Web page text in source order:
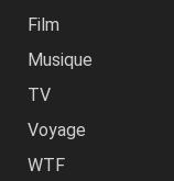
Film
Musique
TV
Voyage
WTF